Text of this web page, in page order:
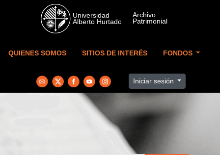
Skip to main content
QUIENES SOMOS SITIOS DE INTERÉS FONDOS
Iniciar sesión